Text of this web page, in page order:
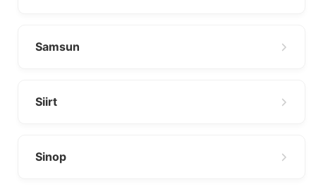
Samsun
Siirt
Sinop